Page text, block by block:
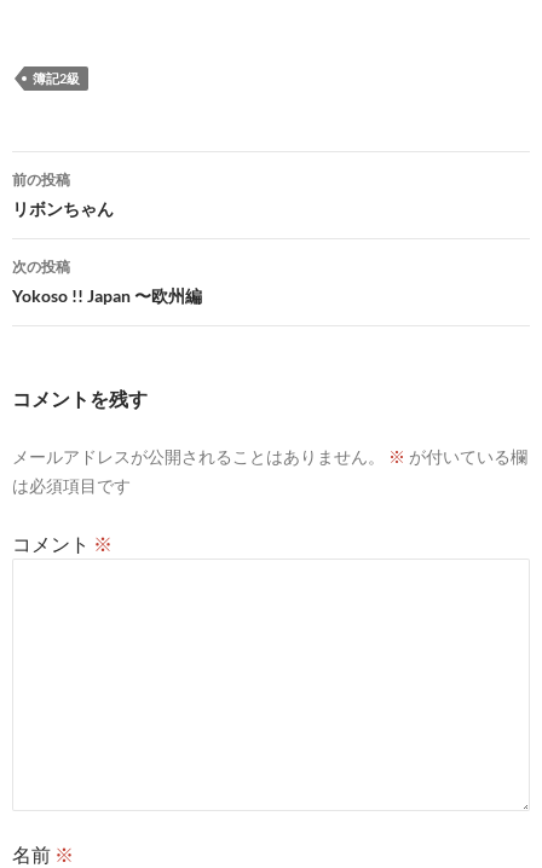
簿記2級
投
稿
ナ
ビ
ゲ
ョ
前の投稿
リボンちゃん
次の投稿
Yokoso !! Japan 〜欧州編
コメントを残す
メールアドレスが公開されることはありません。 ※ が付いている欄
は必須項目です
コメント ※
名前 ※